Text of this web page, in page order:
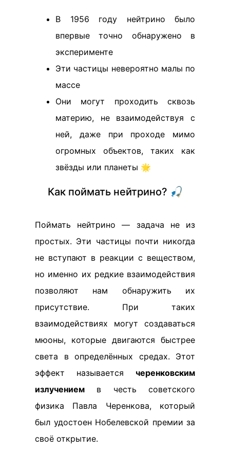
В 1956 году нейтрино было
впервые точно обнаружено в
эксперименте
Эти частицы невероятно малы по
массе
Они могут проходить сквозь
материю, не взаимодействуя с
ней, даже при проходе мимо
огромных объектов, таких как
звёзды или планеты 🌟
Как поймать нейтрино? 🎣
Поймать нейтрино — задача не из
простых. Эти частицы почти никогда
не вступают в реакции с веществом,
но именно их редкие взаимодействия
позволяют нам обнаружить их
присутствие. При таких
взаимодействиях могут создаваться
мюоны, которые двигаются быстрее
света в определённых средах. Этот
эффект называется черенковским
излучением в честь советского
физика Павла Черенкова, который
был удостоен Нобелевской премии за
своё открытие.